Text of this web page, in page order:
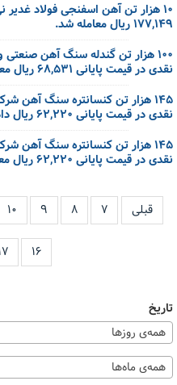
۱۰ هزار تن آهن اسفنجی فولاد
۱۷۷,۱۴۹ ریال معامله شد.
۱۰۰ هزار تن گندله سنگ آهن
نقدی در قیمت پایانی ۶۸,۵۳۱ ریال معامله شد.
۱۴۵ هزار تن کنسانتره سنگ آهن
نقدی در قیمت پایانی ۶۲,۲۲۰ ریال دادوستد شد.
۱۴۵ هزار تن کنسانتره سنگ آهن
نقدی در قیمت پایانی ۶۲,۲۲۰ ریال معامله شد.
قبلی ۷ ۸ ۹ ۱۰
۱۶
تاریخ
همه‌ی روزها
همه‌ی ماه‌ها